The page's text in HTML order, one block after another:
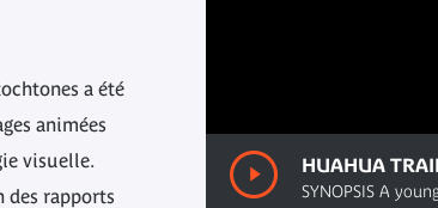
a été
animées
visuelle.
des rapports
00:00 / 00:00
HUAHUA